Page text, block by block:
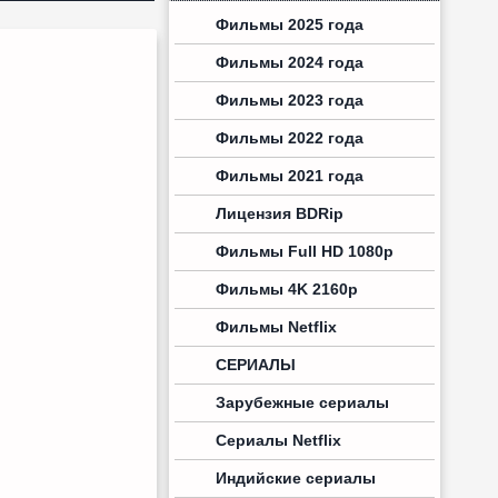
Фильмы 2025 года
Фильмы 2024 года
Фильмы 2023 года
Фильмы 2022 года
Фильмы 2021 года
Лицензия BDRip
Фильмы Full HD 1080p
Фильмы 4K 2160p
Фильмы Netflix
СЕРИАЛЫ
Зарубежные сериалы
Сериалы Netflix
Индийские сериалы